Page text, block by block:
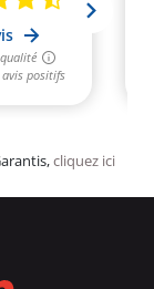
cliquez ici